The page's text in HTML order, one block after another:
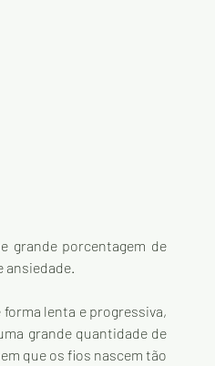
grande porcentagem de
forma lenta e progressiva,
grande quantidade de
que os fios nascem tão